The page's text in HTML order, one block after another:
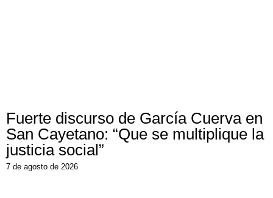
Fuerte discurso de García Cuerva en
San Cayetano: “Que se multiplique la
justicia social”
7 de agosto de 2026